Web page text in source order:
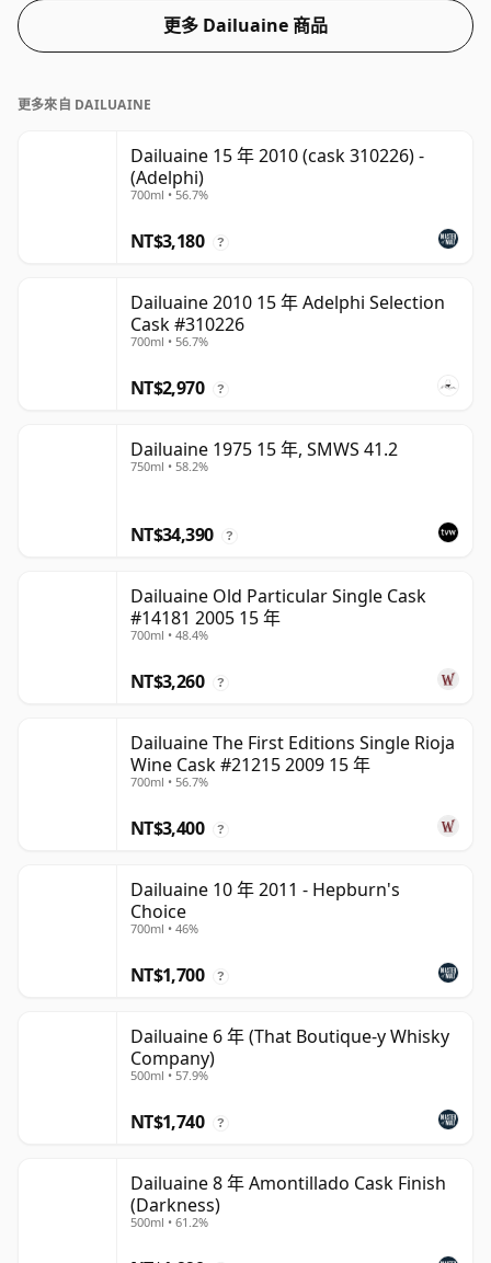
更多 Dailuaine 商品
更多來自 DAILUAINE
Dailuaine 15 年 2010 (cask 310226) -
(Adelphi)
700ml • 56.7%
NT$3,180 ?
Dailuaine 2010 15 年 Adelphi Selection
Cask #310226
700ml • 56.7%
NT$2,970 ?
Dailuaine 1975 15 年, SMWS 41.2
750ml • 58.2%
NT$34,390 ?
Dailuaine Old Particular Single Cask
#14181 2005 15 年
700ml • 48.4%
NT$3,260 ?
Dailuaine The First Editions Single Rioja
Wine Cask #21215 2009 15 年
700ml • 56.7%
NT$3,400 ?
Dailuaine 10 年 2011 - Hepburn's
Choice
700ml • 46%
NT$1,700 ?
Dailuaine 6 年 (That Boutique-y Whisky
Company)
500ml • 57.9%
NT$1,740 ?
Dailuaine 8 年 Amontillado Cask Finish
(Darkness)
500ml • 61.2%